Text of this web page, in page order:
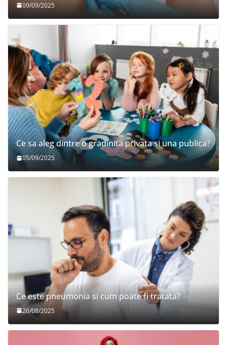
09/09/2025
Ce sa aleg dintre o gradinita privata si una publica?
05/09/2025
Ce este pneumonia si cum poate fi tratata?
26/08/2025